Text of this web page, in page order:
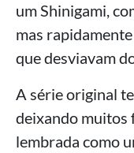
um Shinigami,
mas
que desviavam
A série original
deixando muitos
lembrada como